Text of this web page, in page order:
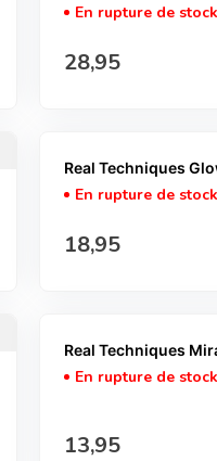
En rupture de stock
Prix normal
28,95
Real Techniques
En rupture de stock
Prix normal
18,95
Real Techniques
En rupture de stock
Prix normal
13,95